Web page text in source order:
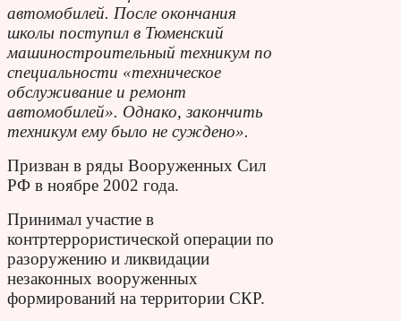
автомобилей. После окончания
школы поступил в Тюменский
машиностроительный техникум по
специальности «техническое
обслуживание и ремонт
автомобилей». Однако, закончить
техникум ему было не суждено».
Призван в ряды Вооруженных Сил
РФ в ноябре 2002 года.
Принимал участие в
контртеррористической операции по
разоружению и ликвидации
незаконных вооруженных
формирований на территории СКР.